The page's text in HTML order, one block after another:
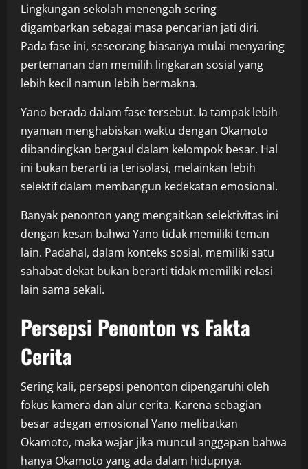
Lingkungan sekolah menengah sering
digambarkan sebagai masa pencarian jati diri.
Pada fase ini, seseorang biasanya mulai menyaring
pertemanan dan memilih lingkaran sosial yang
lebih kecil namun lebih bermakna.
Yano berada dalam fase tersebut. Ia tampak lebih
nyaman menghabiskan waktu dengan Okamoto
dibandingkan bergaul dalam kelompok besar. Hal
ini bukan berarti ia terisolasi, melainkan lebih
selektif dalam membangun kedekatan emosional.
Banyak penonton yang mengaitkan selektivitas ini
dengan kesan bahwa Yano tidak memiliki teman
lain. Padahal, dalam konteks sosial, memiliki satu
sahabat dekat bukan berarti tidak memiliki relasi
lain sama sekali.
Persepsi Penonton vs Fakta
Cerita
Sering kali, persepsi penonton dipengaruhi oleh
fokus kamera dan alur cerita. Karena sebagian
besar adegan emosional Yano melibatkan
Okamoto, maka wajar jika muncul anggapan bahwa
hanya Okamoto yang ada dalam hidupnya.